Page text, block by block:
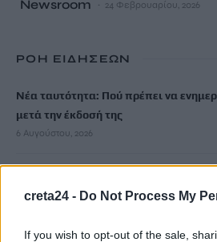
creta24 - Do Not Process My
If you wish to opt-out of the sale,
Newsroom 24 Φεβρουαρίου, 2026
ΡΟΗ ΕΙΔΗΣΕΩΝ
Νέα ταυτότητα: Πού πρέπει να
μετά την έκδοσή της
6 Αυγούστου, 2026
κακοσμία